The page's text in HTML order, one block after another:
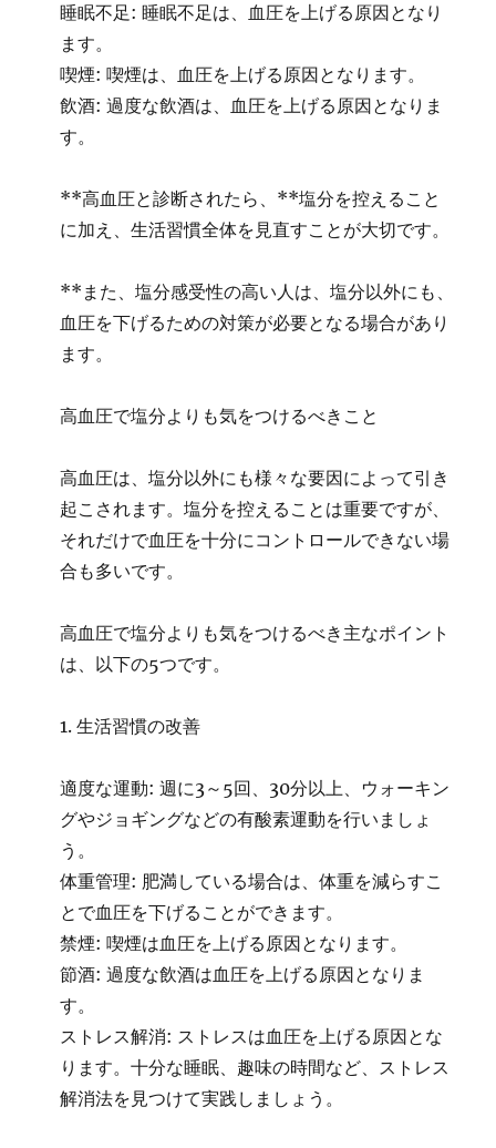
睡眠不足: 睡眠不足は、血圧を上げる原因となり
ます。
喫煙: 喫煙は、血圧を上げる原因となります。
飲酒: 過度な飲酒は、血圧を上げる原因となりま
す。
**高血圧と診断されたら、**塩分を控えること
に加え、生活習慣全体を見直すことが大切です。
**また、塩分感受性の高い人は、塩分以外にも、
血圧を下げるための対策が必要となる場合があり
ます。
高血圧で塩分よりも気をつけるべきこと
高血圧は、塩分以外にも様々な要因によって引き
起こされます。塩分を控えることは重要ですが、
それだけで血圧を十分にコントロールできない場
合も多いです。
高血圧で塩分よりも気をつけるべき主なポイント
は、以下の5つです。
1. 生活習慣の改善
適度な運動: 週に3～5回、30分以上、ウォーキン
グやジョギングなどの有酸素運動を行いましょ
う。
体重管理: 肥満している場合は、体重を減らすこ
とで血圧を下げることができます。
禁煙: 喫煙は血圧を上げる原因となります。
節酒: 過度な飲酒は血圧を上げる原因となりま
す。
ストレス解消: ストレスは血圧を上げる原因とな
ります。十分な睡眠、趣味の時間など、ストレス
解消法を見つけて実践しましょう。